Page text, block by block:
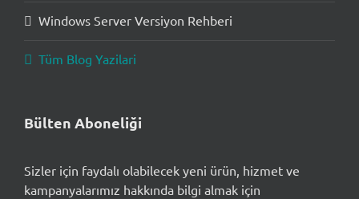
Windows Server Versiyon Rehberi
Tüm Blog Yazilari
Bülten Aboneliği
Sizler için faydalı olabilecek yeni ürün, hizmet ve
kampanyalarımız hakkında bilgi almak için